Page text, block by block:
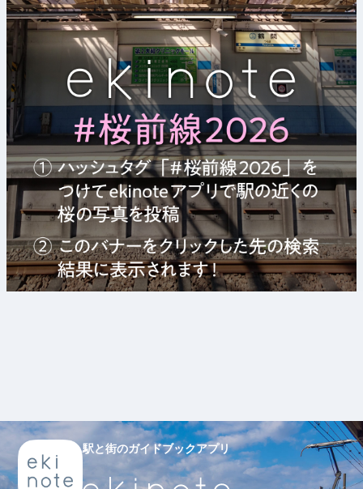
駅と街のガイドブックアプリ